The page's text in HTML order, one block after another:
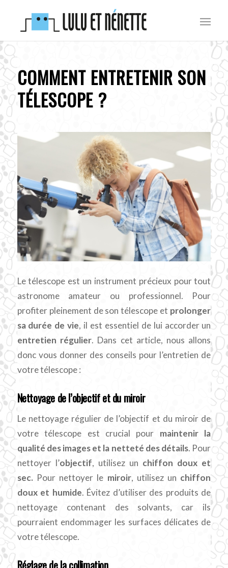
COMMENT ENTRETENIR SON
TÉLESCOPE ?
Le télescope est un instrument précieux pour tout
astronome amateur ou professionnel. Pour
profiter pleinement de son télescope et prolonger
sa durée de vie, il est essentiel de lui accorder un
entretien régulier. Dans cet article, nous allons
donc vous donner des conseils pour l’entretien de
votre télescope :
Nettoyage de l’objectif et du miroir
Le nettoyage régulier de l’objectif et du miroir de
votre télescope est crucial pour maintenir la
qualité des images et la netteté des détails. Pour
nettoyer l’objectif, utilisez un chiffon doux et
sec.Pour nettoyer le miroir, utilisez un chiffon
doux et humide. Évitez d’utiliser des produits de
nettoyage contenant des solvants, car ils
pourraient endommager les surfaces délicates de
votre télescope.
Réglage de la collimation